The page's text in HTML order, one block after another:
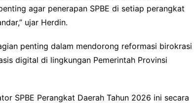
agar penerapan SPBE di setiap perangkat
ujar Herdin.
penting dalam mendorong reformasi birokrasi
digital di lingkungan Pemerintah Provinsi
SPBE Perangkat Daerah Tahun 2026 ini secara